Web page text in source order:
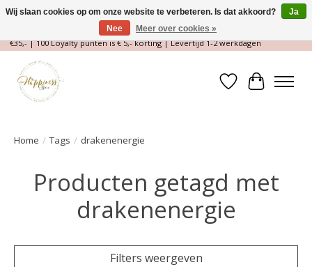
Magische Conceptstore, Edelstenen & Spirituele winkel | Gratis verzending >
€35,- | 100 Loyalty punten is € 5,- korting | Levertijd 1-2 werkdagen
Verlanglijst
Home / Tags / drakenenergie
Producten getagd met
drakenenergie
Filters weergeven
Wij slaan cookies op om onze website te verbeteren. Is dat akkoord?
Ja
Nee
Meer over cookies »